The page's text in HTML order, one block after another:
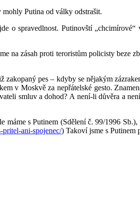
Putina od války odstrašit.
o spravedlnost. Putinovští „chcimírové“
na zásah proti teroristům policisty beze
pes – kdyby se nějakým
v Moskvě za nepřátelské gesto.
smluv a dohod? A není-li důvěra a
s Putinem (Sdělení č. 99/1996 Sb.),
ani-spojenec/) Takoví jsme s Putinem